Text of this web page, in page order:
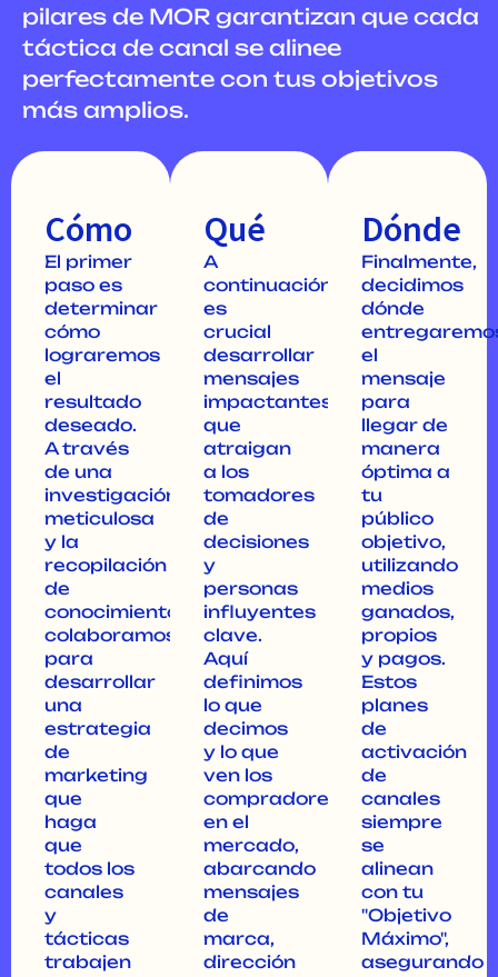
pilares de MOR garantizan que cada
táctica de canal se alinee
perfectamente con tus objetivos
más amplios.
Cómo
El primer
paso es
determinar
cómo
lograremos
el
resultado
deseado.
A través
de una
investigación
meticulosa
y la
recopilación
de
conocimientos,
colaboramos
para
desarrollar
una
estrategia
de
marketing
que
haga
que
todos los
canales
y
tácticas
trabajen
Qué
A
continuación,
es
crucial
desarrollar
mensajes
impactantes
que
atraigan
a los
tomadores
de
decisiones
y
personas
influyentes
clave.
Aquí
definimos
lo que
decimos
y lo que
ven los
compradores
en el
mercado,
abarcando
mensajes
de
marca,
dirección
Dónde
Finalmente,
decidimos
dónde
el
mensaje
para
llegar de
manera
óptima a
tu
público
objetivo,
utilizando
medios
ganados,
propios
y pagos.
Estos
planes
de
activación
de
canales
siempre
se
alinean
con tu
"Objetivo
Máximo",
asegurando